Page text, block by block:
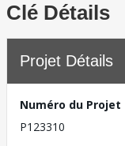
Clé Détails
Projet Détails
Numéro du Projet
P123310